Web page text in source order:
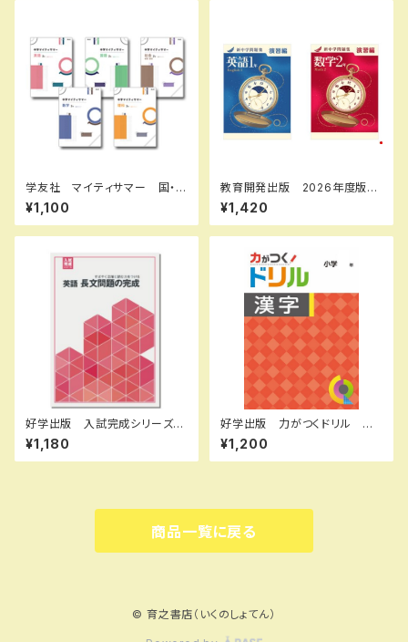
学友社 マイティサマー 国・
数・理・社・英 中1～3（（ご選択
ください）2025年度版 新品完
全セット ISBN： ISBN-1
¥1,100
教育開発出版 2026年度版
新中学問題集 英語 中1～3
演習編 各学年（選択くださ
い） 問題集本体と別冊解答つ
¥1,420
好学出版 入試完成シリーズ
英語 長文問題の完成 2026
年度版 新品完全セット ISB
N：B0D3B8X1KS ISBN-10：
¥1,180
好学出版 力がつくドリル 漢
字 小学５年 2026年度版
新品完全セット ISBN：B0D3
CK22P7 ISBN-10：B0D3C
¥1,200
商品一覧に戻る
© 育之書店（いくのしょてん）